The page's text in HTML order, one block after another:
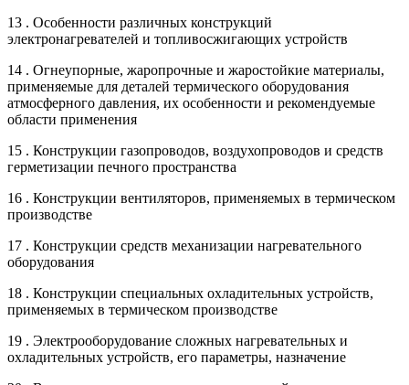
13 . Особенности различных конструкций
электронагревателей и топливосжигающих устройств
14 . Огнеупорные, жаропрочные и жаростойкие материалы,
применяемые для деталей термического оборудования
атмосферного давления, их особенности и рекомендуемые
области применения
15 . Конструкции газопроводов, воздухопроводов и средств
герметизации печного пространства
16 . Конструкции вентиляторов, применяемых в термическом
производстве
17 . Конструкции средств механизации нагревательного
оборудования
18 . Конструкции специальных охладительных устройств,
применяемых в термическом производстве
19 . Электрооборудование сложных нагревательных и
охладительных устройств, его параметры, назначение